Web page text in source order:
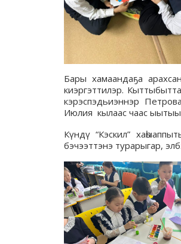
Бары хамаандаҕа
киэргэттилэр.
кэрэспэдьиэннэр
Июлия кылаас чаас
Күндү “Кэскил”
бэчээттэнэ турарыгар,